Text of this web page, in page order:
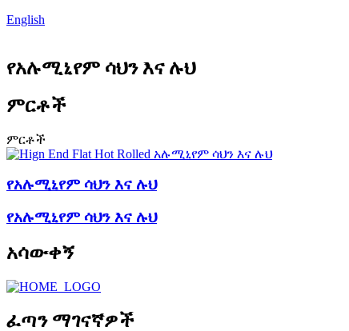
English
የአሉሚኒየም ሳህን እና ሉህ
ምርቶች
ምርቶች
የአሉሚኒየም ሳህን እና ሉህ
የአሉሚኒየም ሳህን እና ሉህ
አሳውቀኝ
ፈጣን ማገናኛዎች